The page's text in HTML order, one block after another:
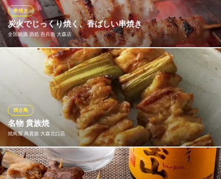
に、お口の中に香ばしい炭の香りと豊かなコクが広がります。
もつ家大西 大森店
居酒屋
京急本線大森海岸駅 徒歩2分
東京都品川区南大井3-26-6
炭火でじっくり焼く、香ばしい串焼き
全国銘酒 酒処 呑兵衛 大森店
串焼き
「全国銘酒 酒処 呑兵衛」の串焼きは、熟練の職人が一本一本丁寧
に焼き上げています。じっくりと炙られた鶏肉は、外は香ばし
く、中は驚くほどジューシー。口に広がる炭の香りと、噛むほど
に溢れる旨味が、厳選された全国の銘酒とあいます。熱々の串焼
きと旨い酒で、心も体も満たされる至福のひとときお過ごしくだ
さい！
全国銘酒 酒処 呑兵衛 大森店
全国の地酒×板前居酒屋
ＪＲ京浜東北線大森駅 徒歩1分
東京都大田区山王2-2-11 大森倶楽部ビルB1
名物 貴族焼
焼鳥屋 鳥貴族 大森北口店
焼き鳥
一串に90gという大きさを誇る「名物 貴族焼」は鳥貴族のこだわ
り。 鳥貴族の圧倒的な人気No.1メニューです。 おいしくて大きな